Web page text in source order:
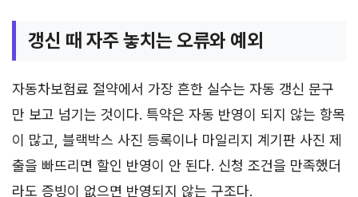
갱신 때 자주 놓치는 오류와 예외
자동차보험료 절약에서 가장 흔한 실수는 자동 갱신 문구
만 보고 넘기는 것이다. 특약은 자동 반영이 되지 않는 항목
이 많고, 블랙박스 사진 등록이나 마일리지 계기판 사진 제
출을 빠뜨리면 할인 반영이 안 된다. 신청 조건을 만족했더
라도 증빙이 없으면 반영되지 않는 구조다.